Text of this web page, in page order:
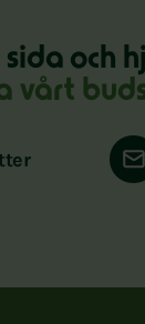
och
vårt